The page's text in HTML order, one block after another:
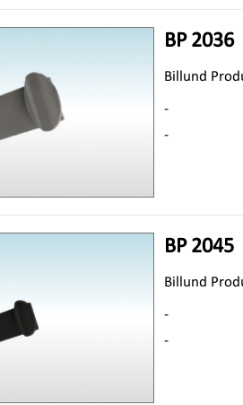
BP 2036
Billund
-
-
BP 2045
Billund
-
-